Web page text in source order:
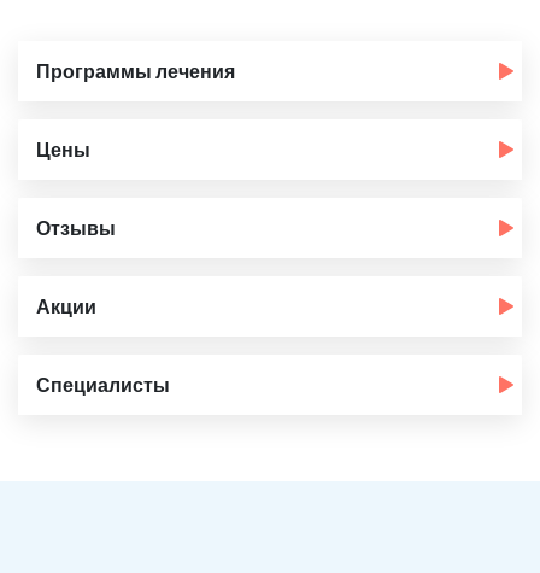
Программы лечения
Цены
Отзывы
Акции
Специалисты